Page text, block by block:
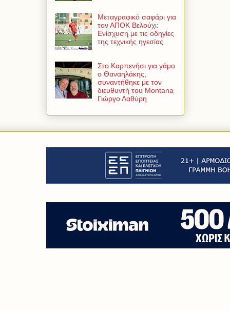
Μεταγραφικό σαφάρι για
τον ΑΠΟΚ Βελούχι:
Ενίσχυση με τις οδηγίες
της τεχνικής ηγεσίας
Στο Καρπενήσι για γάμο
ο Θαναηλάκης,
συναντήθηκε με τον
διευθυντή του Montana
Γιώργο Λαθύρη